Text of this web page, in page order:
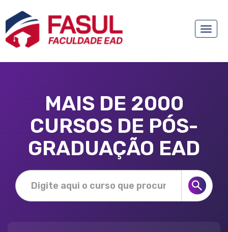
Toggle
MAIS DE 2000
CURSOS DE PÓS-
GRADUAÇÃO EAD